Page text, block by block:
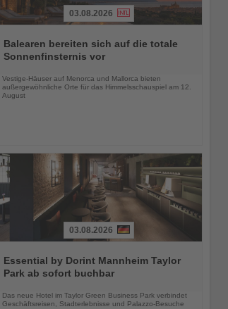
Sie
die
03.08.2026
Balearen bereiten sich auf die totale
Sonnenfinsternis vor
Vestige-Häuser auf Menorca und Mallorca bieten
außergewöhnliche Orte für das Himmelsschauspiel am 12.
August
Sie
die
03.08.2026
Essential by Dorint Mannheim Taylor
Park ab sofort buchbar
Das neue Hotel im Taylor Green Business Park verbindet
Geschäftsreisen, Stadterlebnisse und Palazzo-Besuche